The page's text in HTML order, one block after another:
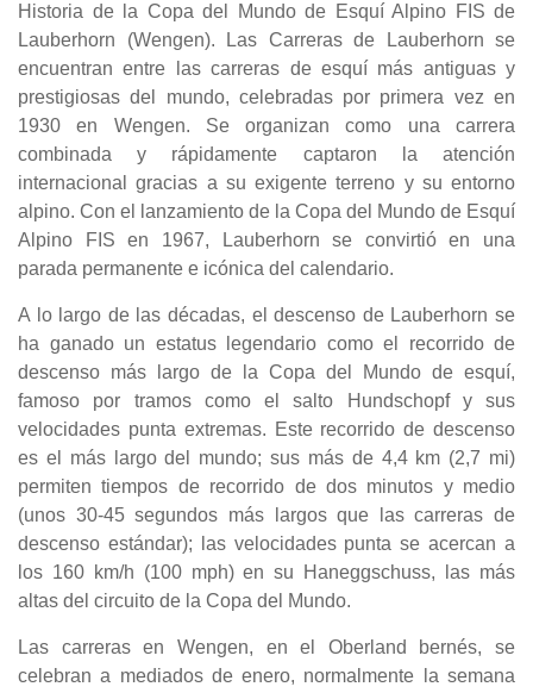
Historia de la Copa del Mundo de Esquí Alpino FIS de
Lauberhorn (Wengen). Las Carreras de Lauberhorn se
encuentran entre las carreras de esquí más antiguas y
prestigiosas del mundo, celebradas por primera vez en
1930 en Wengen. Se organizan como una carrera
combinada y rápidamente captaron la atención
internacional gracias a su exigente terreno y su entorno
alpino. Con el lanzamiento de la Copa del Mundo de Esquí
Alpino FIS en 1967, Lauberhorn se convirtió en una
parada permanente e icónica del calendario.
A lo largo de las décadas, el descenso de Lauberhorn se
ha ganado un estatus legendario como el recorrido de
descenso más largo de la Copa del Mundo de esquí,
famoso por tramos como el salto Hundschopf y sus
velocidades punta extremas. Este recorrido de descenso
es el más largo del mundo; sus más de 4,4 km (2,7 mi)
permiten tiempos de recorrido de dos minutos y medio
(unos 30-45 segundos más largos que las carreras de
descenso estándar); las velocidades punta se acercan a
los 160 km/h (100 mph) en su Haneggschuss, las más
altas del circuito de la Copa del Mundo.
Las carreras en Wengen, en el Oberland bernés, se
celebran a mediados de enero, normalmente la semana